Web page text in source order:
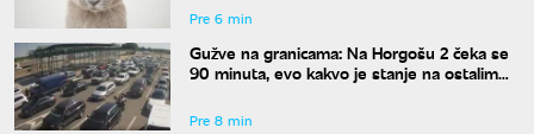
Pre 6 min
Gužve na granicama: Na Horgošu 2 čeka se
90 minuta, evo kakvo je stanje na ostalim
Pre 8 min